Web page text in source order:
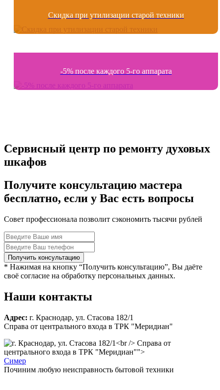
Скидка при утилизации старой техники
-5% после каждого 5-го аппарата
Сервисный центр по ремонту духовых
шкафов
Получите консультацию мастера
бесплатно, если у Вас есть вопросы
Совет профессионала позволит сэкономить тысячи рублей
* Нажимая на кнопку “Получить консультацию”, Вы даёте
своё согласие на обработку персональных данных.
Наши контакты
Адрес: г. Краснодар, ул. Стасова 182/1
Справа от центрального входа в ТРК "Меридиан"
Справа от
центрального входа в ТРК "Меридиан"">
Симер
Починим любую неисправность бытовой техники